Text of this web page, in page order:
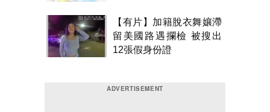
【有片】加籍脫衣舞孃滯
留美國路遇攔檢 被搜出
12張假身份證